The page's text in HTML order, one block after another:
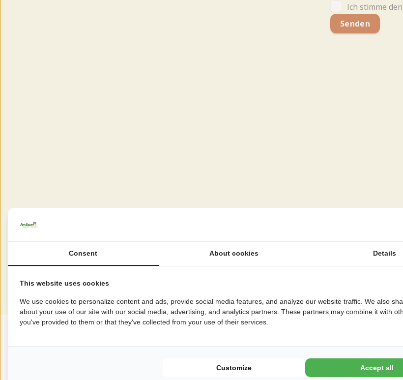
Ich stimme den
In wasserreicher Umgebung gelegen
Consent About cookies Details
This website uses cookies
We use cookies to personalize content and ads, provide social media features, and analyze our website traffic. We also
about your use of our site with our social media, advertising, and analytics partners. These partners may combine it with
you've provided to them or that they've collected from your use of their services.
Customize Accept all